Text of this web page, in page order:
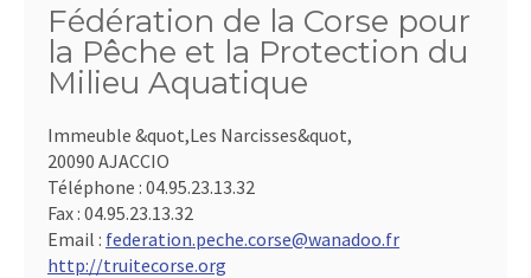
Fédération de la Corse pour
la Pêche et la Protection du
Milieu Aquatique
Immeuble &quot,Les Narcisses&quot,
20090 AJACCIO
Téléphone : 04.95.23.13.32
Fax : 04.95.23.13.32
Email : federation.peche.corse@wanadoo.fr
http://truitecorse.org